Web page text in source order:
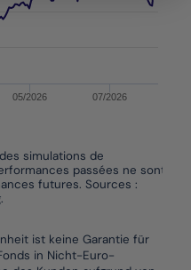
simulations de
passées ne sont pas
futures. Sources :
05/2026 07/2026
ist keine Garantie für
in Nicht-Euro-